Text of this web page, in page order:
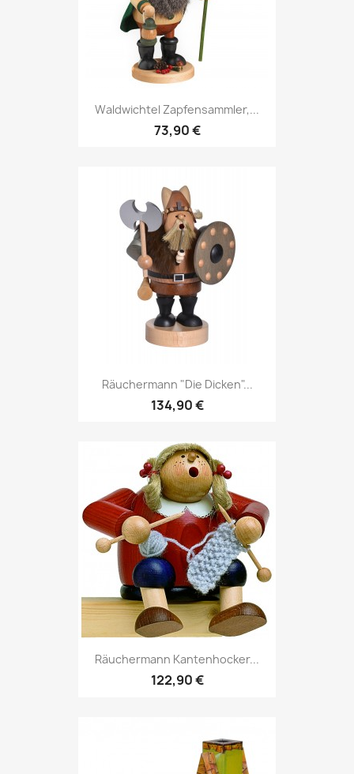
Waldwichtel Zapfensammler,...
73,90 €
Räuchermann "Die Dicken"...
134,90 €
Räuchermann Kantenhocker...
122,90 €